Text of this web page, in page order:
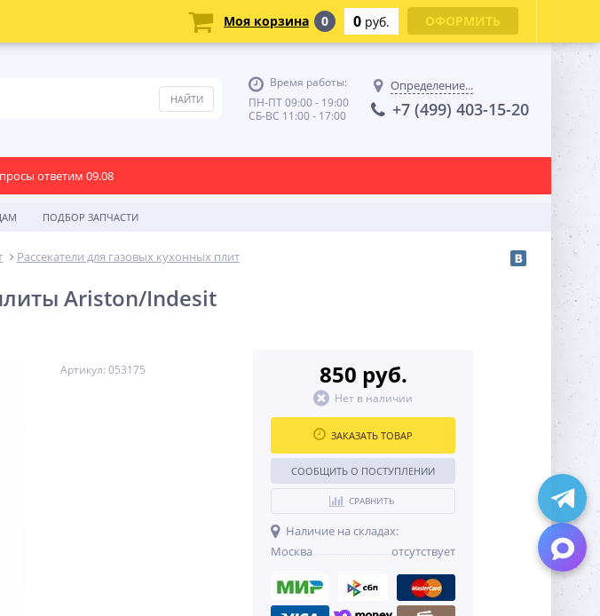
Время работы:
ПН-ПТ 09:00 - 19:00
СБ-ВС 11:00 - 17:00
Определение...
+7 (499) 403-15-20
ответим 09.08
ПОДБОР ЗАПЧАСТИ
Рассекатели для газовых кухонных плит
Ariston/Indesit
Артикул: 053175 850 руб.
Нет в наличии
ЗАКАЗАТЬ ТОВАР
СООБЩИТЬ О ПОСТУПЛЕНИИ
СРАВНИТЬ
Наличие на складах:
Москва
отсутствует
Моя корзина 0 0 руб. ОФОРМИТЬ